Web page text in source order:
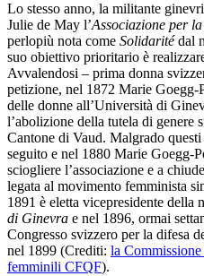
Lo stesso anno, la militante
Julie de May l’Associazione per
perlopiù nota come Solidaritédal
suo obiettivo prioritario è
Avvalendosi – prima donna
petizione, nel 1872 Marie Goegg-
delle donne all’Università di
l’abolizione della tutela di genere
Cantone di Vaud. Malgrado questi
seguito e nel 1880 Marie Goegg-
sciogliere l’associazione e a
legata al movimento femminista
1891 è eletta vicepresidente della
di Ginevra e nel 1896, ormai
Congresso svizzero per la difesa
nel 1899 (Crediti: la
femminili CFQF).